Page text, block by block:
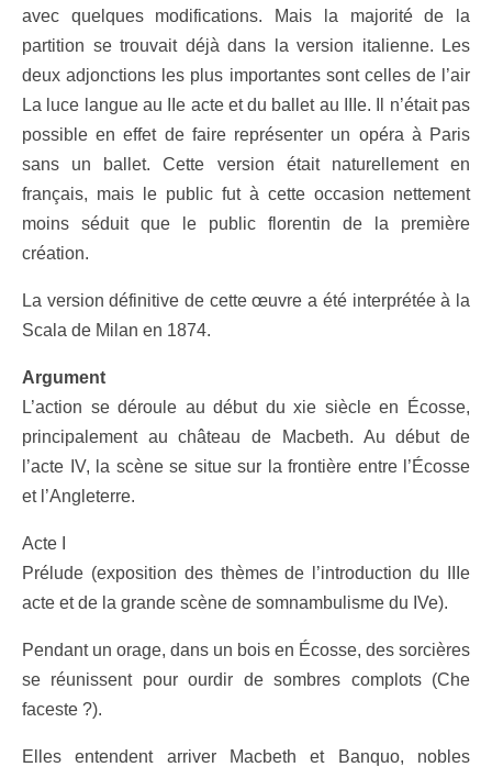
avec quelques modifications. Mais la majorité de la
partition se trouvait déjà dans la version italienne. Les
deux adjonctions les plus importantes sont celles de l’air
La luce langue au IIe acte et du ballet au IIIe. Il n’était pas
possible en effet de faire représenter un opéra à Paris
sans un ballet. Cette version était naturellement en
français, mais le public fut à cette occasion nettement
moins séduit que le public florentin de la première
création.
La version définitive de cette œuvre a été interprétée à la
Scala de Milan en 1874.
Argument
L’action se déroule au début du xie siècle en Écosse,
principalement au château de Macbeth. Au début de
l’acte IV, la scène se situe sur la frontière entre l’Écosse
et l’Angleterre.
Acte I
Prélude (exposition des thèmes de l’introduction du IIIe
acte et de la grande scène de somnambulisme du IVe).
Pendant un orage, dans un bois en Écosse, des sorcières
se réunissent pour ourdir de sombres complots (Che
faceste ?).
Elles entendent arriver Macbeth et Banquo, nobles